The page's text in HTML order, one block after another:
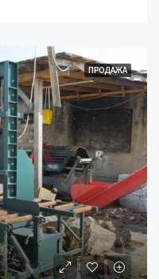
ПРОДАЖА